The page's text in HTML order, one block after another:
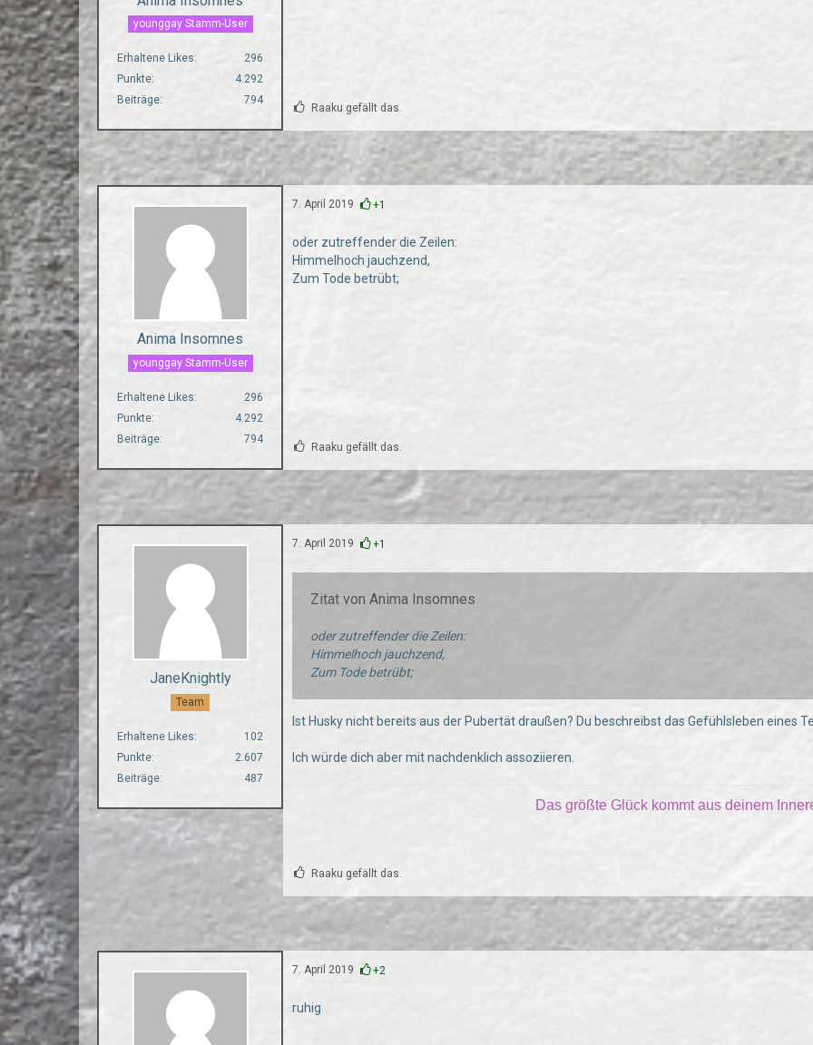
younggay Stamm-User
Erhaltene Likes
296
Punkte
4.292
Beiträge
794
Raaku gefällt das.
Anima Insomnes
younggay Stamm-User
Erhaltene Likes
296
Punkte
4.292
Beiträge
794
7. April 2019 +1
oder zutreffender die Zeilen:
Himmelhoch jauchzend,
Zum Tode betrübt;
Raaku gefällt das.
JaneKnightly
Team
Erhaltene Likes
102
Punkte
2.607
Beiträge
487
7. April 2019 +1
Zitat von Anima Insomnes
oder zutreffender die Zeilen:
Himmelhoch jauchzend,
Zum Tode betrübt;
Ist Husky nicht bereits aus der Pubertät draußen? Du beschreibst das Gefühlsleben eines
Ich würde dich aber mit nachdenklich assoziieren.
Das größte Glück kommt aus deinem
Raaku gefällt das.
7. April 2019 +2
ruhig